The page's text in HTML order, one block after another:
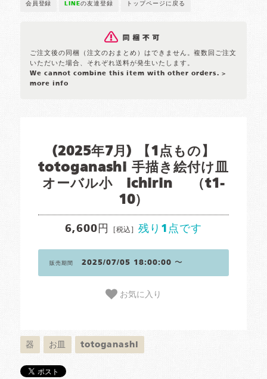
会員登録 LINEの友達登録 トップページに戻る
ご注文後の同梱（注文のおまとめ）はできません。複数回ご注文
いただいた場合、それぞれ送料が発生いたします。
We cannot combine this item with other orders. >
more info
(2025年7月) 【1点もの】
totoganashi 手描き絵付け皿
オーバル小 ichirin （t1-
10）
6,600円 [税込] 残り1点です
販売期間 2025/07/05 18:00:00 〜
お気に入り
器 お皿 totoganashi